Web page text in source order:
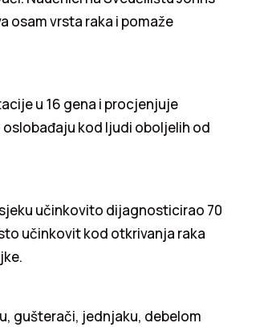
osam vrsta raka i pomaže
u 16 gena i procjenjuje
kod ljudi oboljelih od
učinkovito dijagnosticirao 70
učinkovit kod otkrivanja raka
gušterači, jednjaku, debelom